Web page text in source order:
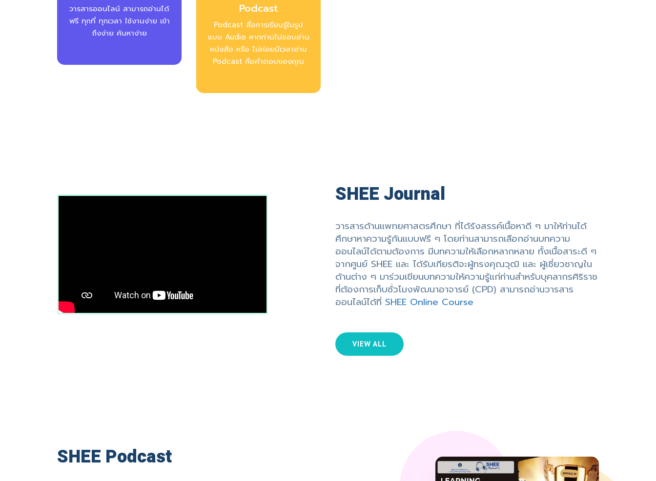
วารสารออนไลน์ สามารถอ่านได้
ฟรี ทุกที่ ทุกเวลา ใช้งานง่าย เข้า
ถึงง่าย ค้นหาง่าย
Podcast
Podcast สื่อการเรียนรู้ในรูป
แบบ Audio หากท่านไม่ชอบอ่าน
หนังสือ หรือ ไม่ค่อยมีเวลาอ่าน
Podcast คือคำตอบของคุณ
SHEE Journal
วารสารด้านแพทยศาสตรศึกษา ที่ได้รังสรรค์เนื้อหาดี ๆ มาให้ท่านได้
ศึกษาหาความรู้กันแบบฟรี ๆ โดยท่านสามารถเลือกอ่านบทความ
ออนไลน์ได้ตามต้องการ มีบทความให้เลือกหลากหลาย ทั้งเนื้อสาระดี ๆ
จากศูนย์ SHEE และ ได้รับเกียรติจะผู้ทรงคุณวุฒิ และ ผู้เชี่ยวชาญใน
ด้านต่าง ๆ มาร่วมเขียนบทความให้ความรู้แก่ท่านสำหรับบุคลากรศิริราช
ที่ต้องการเก็บชั่วโมงพัฒนาอาจารย์ (CPD) สามารถอ่านวารสาร
ออนไลน์ได้ที่ SHEE Online Course
VIEW ALL
SHEE Podcast